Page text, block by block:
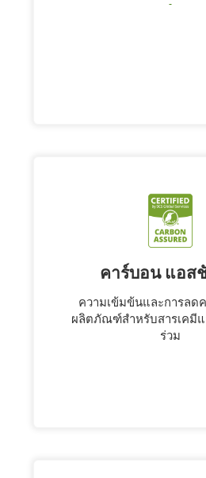
คาร์บอน แอส
ความเข้มข้นและการลด
ผลิตภัณฑ์สำหรับสารเคมี
ร่วม